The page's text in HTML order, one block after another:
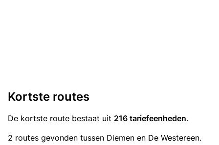
Kortste routes
De kortste route bestaat uit 216 tariefeenheden.
2 routes gevonden tussen Diemen en De Westereen.